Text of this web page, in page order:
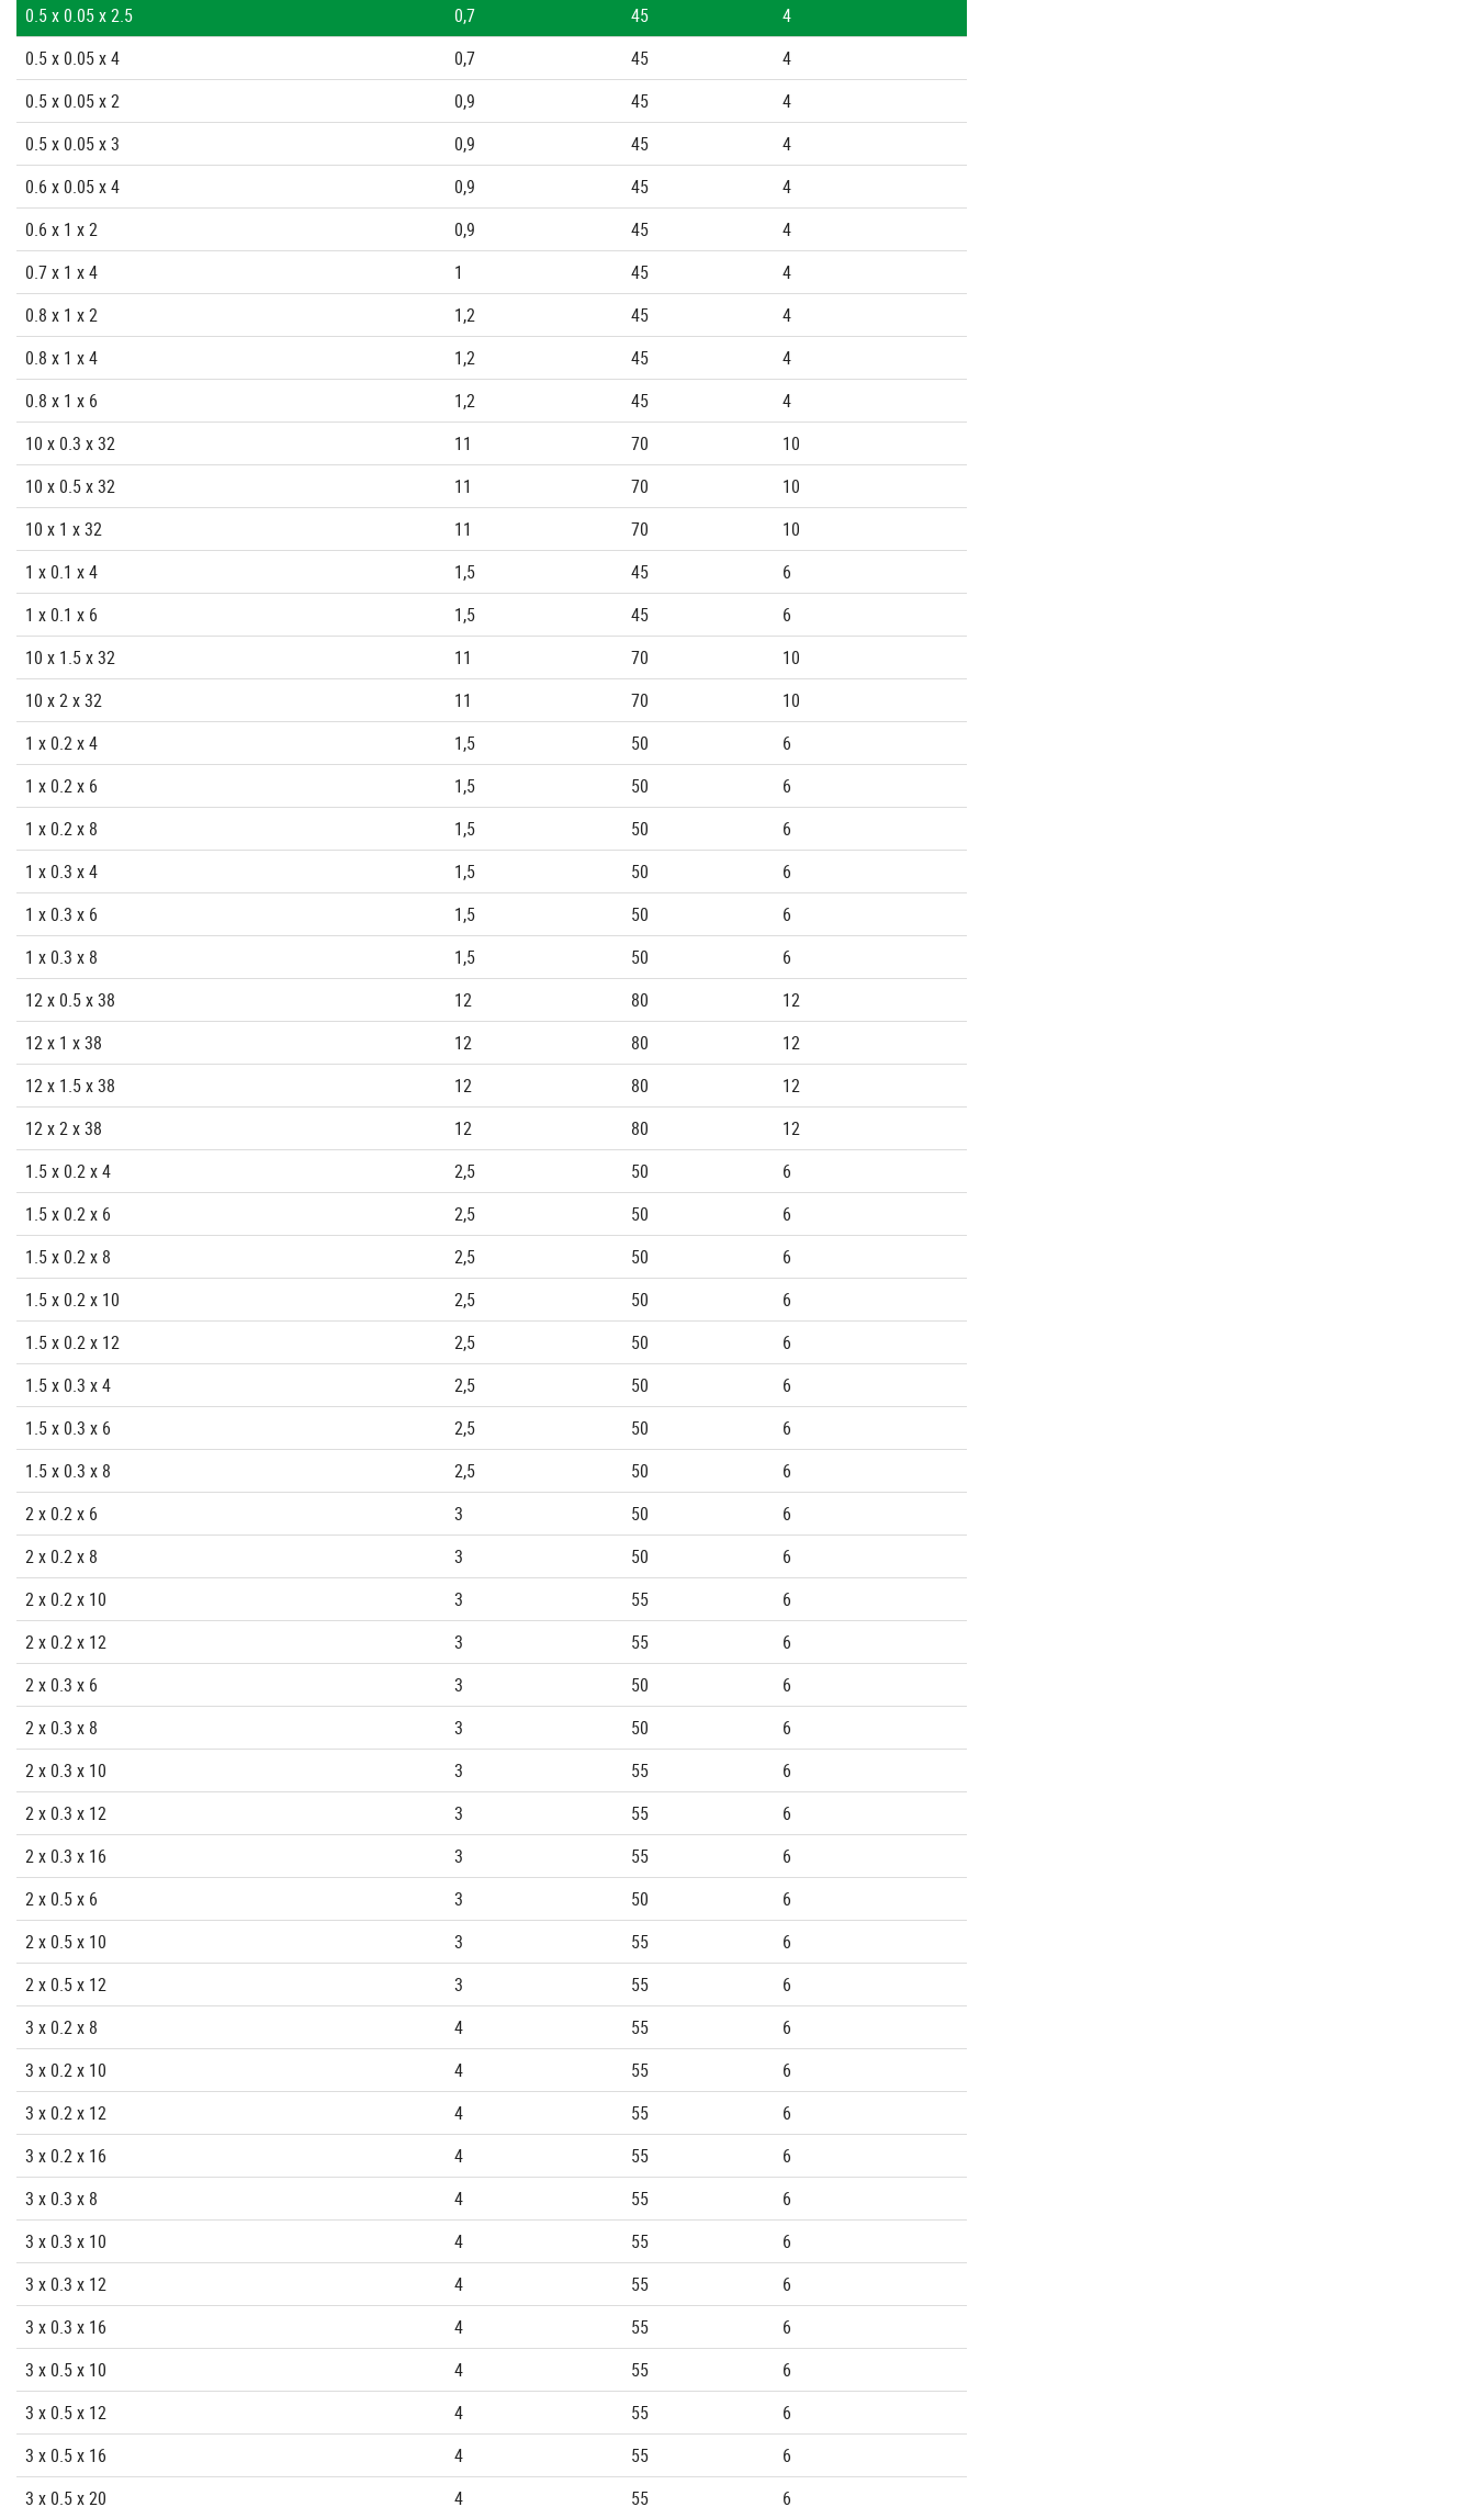
0.5 x 0.05 x 2.5
0,7 45
4
0.5 x 0.05 x 4
0,7 45
4
0.5 x 0.05 x 2
0,9 45
4
0.5 x 0.05 x 3
0,9 45
4
0.6 x 0.05 x 4
0,9 45
4
0.6 x 1 x 2
0,9 45
4
0.7 x 1 x 4
1 45
4
0.8 x 1 x 2
1,2 45
4
0.8 x 1 x 4
1,2 45
4
0.8 x 1 x 6
1,2 45
4
10 x 0.3 x 32
11 70
10
10 x 0.5 x 32
11 70
10
10 x 1 x 32
11 70
10
1 x 0.1 x 4
1,5 45
6
1 x 0.1 x 6
1,5 45
6
10 x 1.5 x 32
11 70
10
10 x 2 x 32
11 70
10
1 x 0.2 x 4
1,5 50
6
1 x 0.2 x 6
1,5 50
6
1 x 0.2 x 8
1,5 50
6
1 x 0.3 x 4
1,5 50
6
1 x 0.3 x 6
1,5 50
6
1 x 0.3 x 8
1,5 50
6
12 x 0.5 x 38
12 80
12
12 x 1 x 38
12 80
12
12 x 1.5 x 38
12 80
12
12 x 2 x 38
12 80
12
1.5 x 0.2 x 4
2,5 50
6
1.5 x 0.2 x 6
2,5 50
6
1.5 x 0.2 x 8
2,5 50
6
1.5 x 0.2 x 10
2,5 50
6
1.5 x 0.2 x 12
2,5 50
6
1.5 x 0.3 x 4
2,5 50
6
1.5 x 0.3 x 6
2,5 50
6
1.5 x 0.3 x 8
2,5 50
6
2 x 0.2 x 6
3 50
6
2 x 0.2 x 8
3 50
6
2 x 0.2 x 10
3 55
6
2 x 0.2 x 12
3 55
6
2 x 0.3 x 6
3 50
6
2 x 0.3 x 8
3 50
6
2 x 0.3 x 10
3 55
6
2 x 0.3 x 12
3 55
6
2 x 0.3 x 16
3 55
6
2 x 0.5 x 6
3 50
6
2 x 0.5 x 10
3 55
6
2 x 0.5 x 12
3 55
6
3 x 0.2 x 8
4 55
6
3 x 0.2 x 10
4 55
6
3 x 0.2 x 12
4 55
6
3 x 0.2 x 16
4 55
6
3 x 0.3 x 8
4 55
6
3 x 0.3 x 10
4 55
6
3 x 0.3 x 12
4 55
6
3 x 0.3 x 16
4 55
6
3 x 0.5 x 10
4 55
6
3 x 0.5 x 12
4 55
6
3 x 0.5 x 16
4 55
6
3 x 0.5 x 20
4 55 6